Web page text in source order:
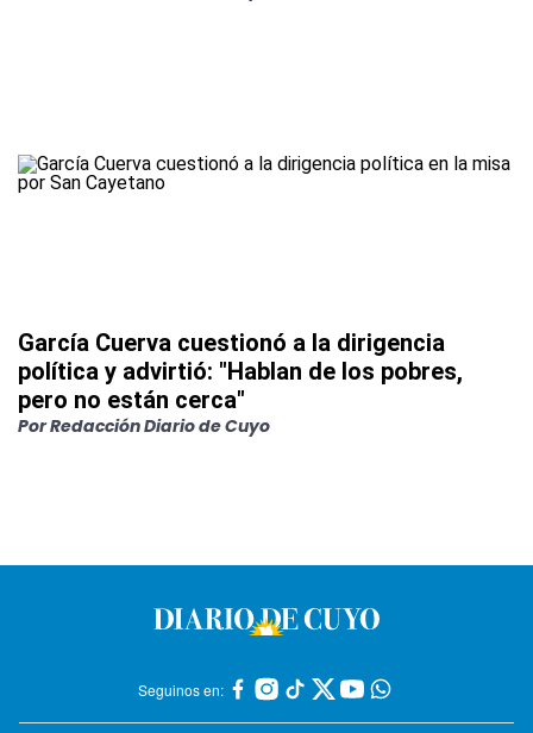
García Cuerva cuestionó a la dirigencia
política y advirtió: "Hablan de los pobres,
pero no están cerca"
PorRedacción Diario de Cuyo
Seguinos en: